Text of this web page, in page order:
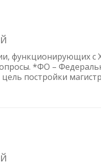
функционирующих с
*ФО –
цель постройки